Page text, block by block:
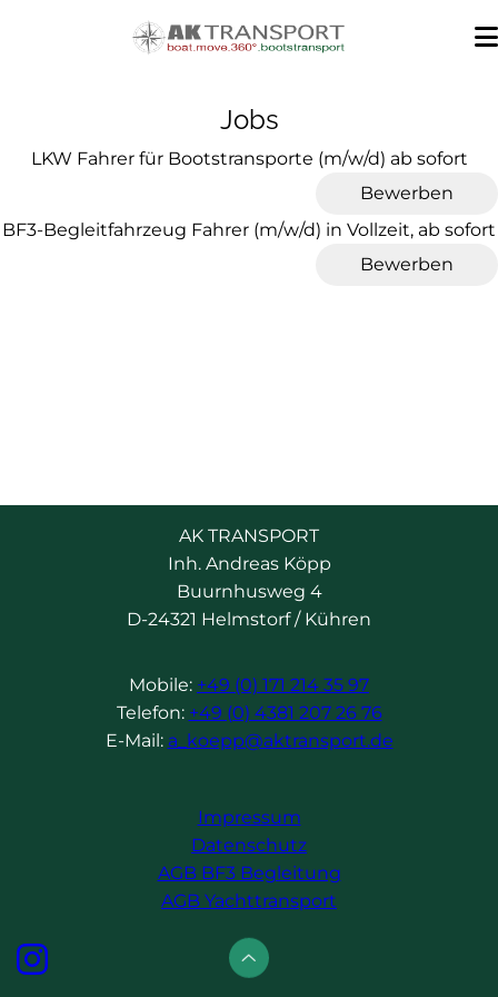
Jobs
LKW Fahrer für Bootstransporte (m/w/d) ab sofort
Bewerben
BF3-Begleitfahrzeug Fahrer (m/w/d) in Vollzeit, ab sofort
Bewerben
AK TRANSPORT
Inh. Andreas Köpp
Buurnhusweg 4
D-24321 Helmstorf / Kühren
Mobile: +49 (0) 171 214 35 97
Telefon: +49 (0) 4381 207 26 76
E-Mail: a_koepp@aktransport.de
Impressum
Datenschutz
AGB BF3 Begleitung
AGB Yachttransport